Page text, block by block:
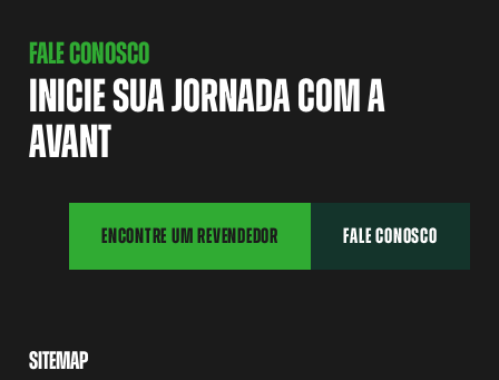
FALE CONOSCO
INICIE SUA JORNADA COM A
AVANT
ENCONTRE UM REVENDEDOR FALE CONOSCO
SITEMAP